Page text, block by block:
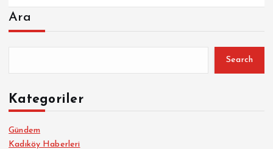
Ara
Search
Kategoriler
Gündem
Kadıköy Haberleri